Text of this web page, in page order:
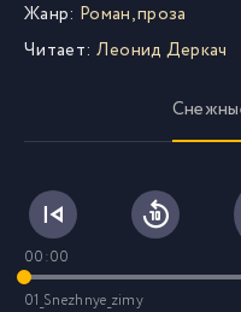
Жанр: Роман, проза
Читает: Леонид Деркач
00:00
01_Snezhnye_zimy